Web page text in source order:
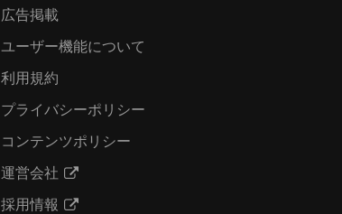
広告掲載
ユーザー機能について
利用規約
プライバシーポリシー
コンテンツポリシー
運営会社
採用情報